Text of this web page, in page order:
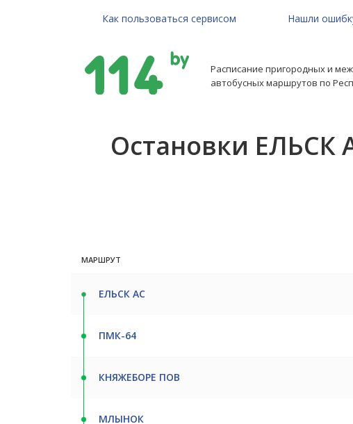
Как пользоваться сервисом Нашли
Расписание пригородных и
автобусных маршрутов по
Остановки ЕЛЬСК
МАРШРУТ
ЕЛЬСК АС
ПМК-64
КНЯЖЕБОРЕ ПОВ
МЛЫНОК